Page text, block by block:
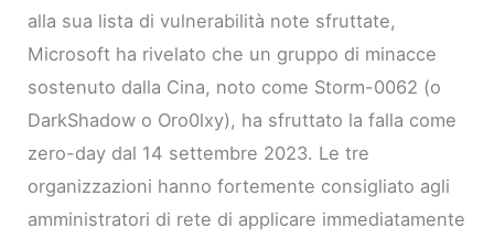
alla sua lista di vulnerabilità note sfruttate,
Microsoft ha rivelato che un gruppo di minacce
sostenuto dalla Cina, noto come Storm-0062 (o
DarkShadow o Oro0lxy), ha sfruttato la falla come
zero-day dal 14 settembre 2023. Le tre
organizzazioni hanno fortemente consigliato agli
amministratori di rete di applicare immediatamente